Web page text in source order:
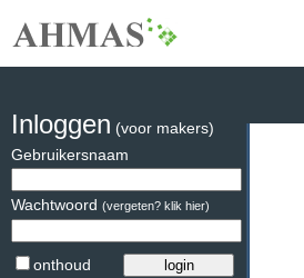
Inloggen (voor makers)
Gebruikersnaam
Wachtwoord (vergeten? klik hier)
onthoud